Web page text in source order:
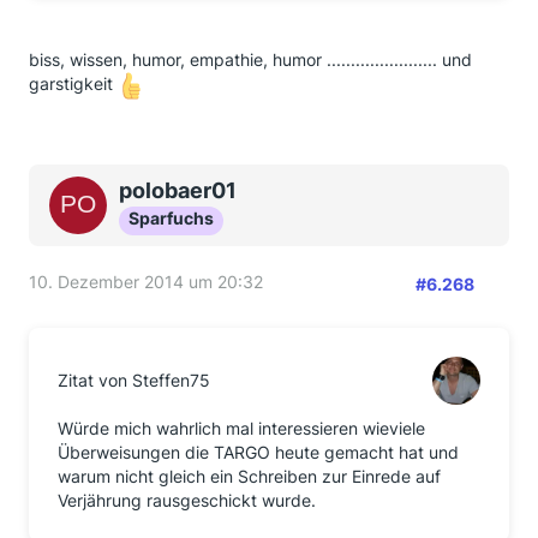
biss, wissen, humor, empathie, humor ....................... und
garstigkeit
polobaer01
Sparfuchs
10. Dezember 2014 um 20:32 #6.268
Zitat von Steffen75
Würde mich wahrlich mal interessieren wieviele
Überweisungen die TARGO heute gemacht hat und
warum nicht gleich ein Schreiben zur Einrede auf
Verjährung rausgeschickt wurde.